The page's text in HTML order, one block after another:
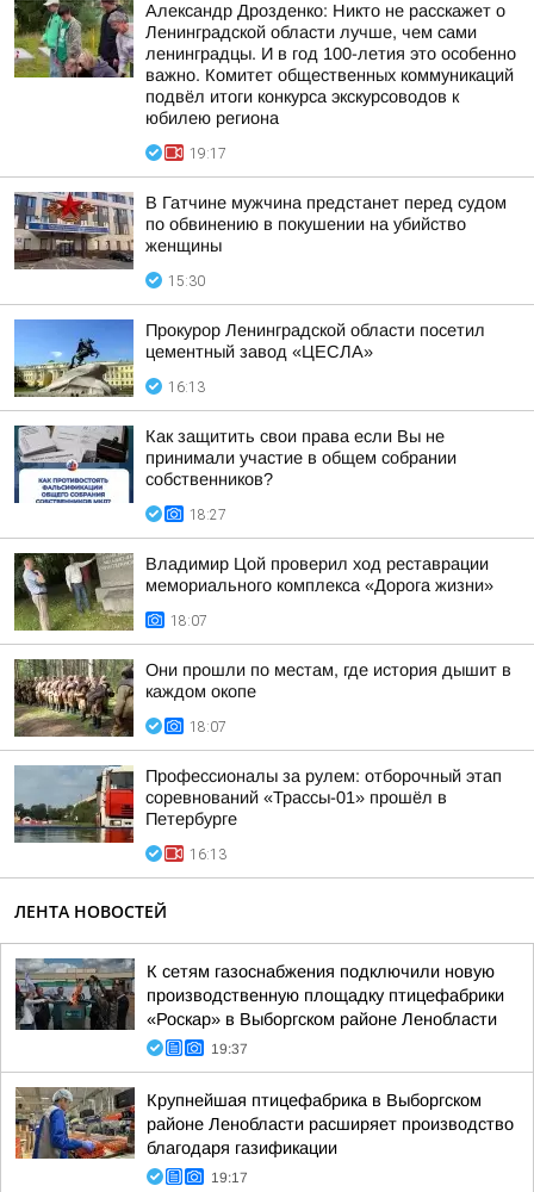
Александр Дрозденко: Никто не расскажет о
Ленинградской области лучше, чем сами
ленинградцы. И в год 100-летия это особенно
важно. Комитет общественных коммуникаций
подвёл итоги конкурса экскурсоводов к
юбилею региона
19:17
В Гатчине мужчина предстанет перед судом
по обвинению в покушении на убийство
женщины
15:30
Прокурор Ленинградской области посетил
цементный завод «ЦЕСЛА»
16:13
Как защитить свои права если Вы не
принимали участие в общем собрании
собственников?
18:27
Владимир Цой проверил ход реставрации
мемориального комплекса «Дорога жизни»
18:07
Они прошли по местам, где история дышит в
каждом окопе
18:07
Профессионалы за рулем: отборочный этап
соревнований «Трассы-01» прошёл в
Петербурге
16:13
ЛЕНТА НОВОСТЕЙ
К сетям газоснабжения подключили новую
производственную площадку птицефабрики
«Роскар» в Выборгском районе Ленобласти
19:37
Крупнейшая птицефабрика в Выборгском
районе Ленобласти расширяет производство
благодаря газификации
19:17